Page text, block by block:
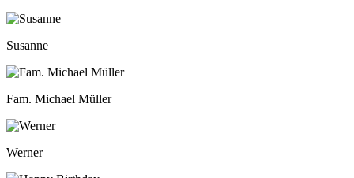
Susanne
Fam. Michael Müller
Werner